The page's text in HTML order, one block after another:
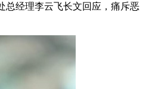
经理李云飞长文回应，痛斥恶